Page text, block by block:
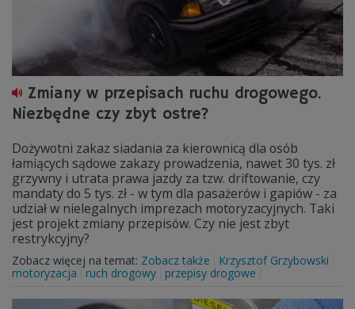
Zmiany w przepisach ruchu drogowego.
Niezbędne czy zbyt ostre?
Dożywotni zakaz siadania za kierownicą dla osób
łamiących sądowe zakazy prowadzenia, nawet 30 tys. zł
grzywny i utrata prawa jazdy za tzw. driftowanie, czy
mandaty do 5 tys. zł - w tym dla pasażerów i gapiów - za
udział w nielegalnych imprezach motoryzacyjnych. Taki
jest projekt zmiany przepisów. Czy nie jest zbyt
restrykcyjny?
Zobacz więcej na temat: Zobacz także
Krzysztof Grzybowski
motoryzacja
ruch drogowy przepisy drogowe